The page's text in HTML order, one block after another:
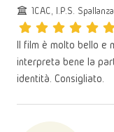
1CAC, I.P.S.
Il film è molto bello e
interpreta bene la
identità. Consigliato.